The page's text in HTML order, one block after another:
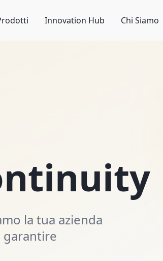
Innovation Hub Chi Siamo
la tua azienda
garantire